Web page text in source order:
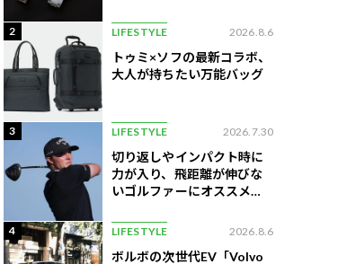
2 LIFESTYLE 2026.8.6
トゥミ×ソフの最新コラボ、
大人が持ちたい万能バッグ
3 LIFESTYLE 2026.7.30
切り返しやインパクト時に
力が入り、飛距離が伸びな
いゴルファーにオススメの
4 LIFESTYLE 2026.8.6
ボルボの次世代EV「Volvo